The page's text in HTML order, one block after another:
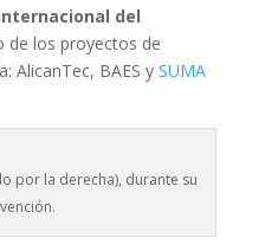
del
de los proyectos de
AlicanTec, BAES y SUMA
por la derecha), durante su